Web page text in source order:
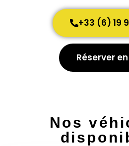
+33 (6) 19
Réserver
Nos